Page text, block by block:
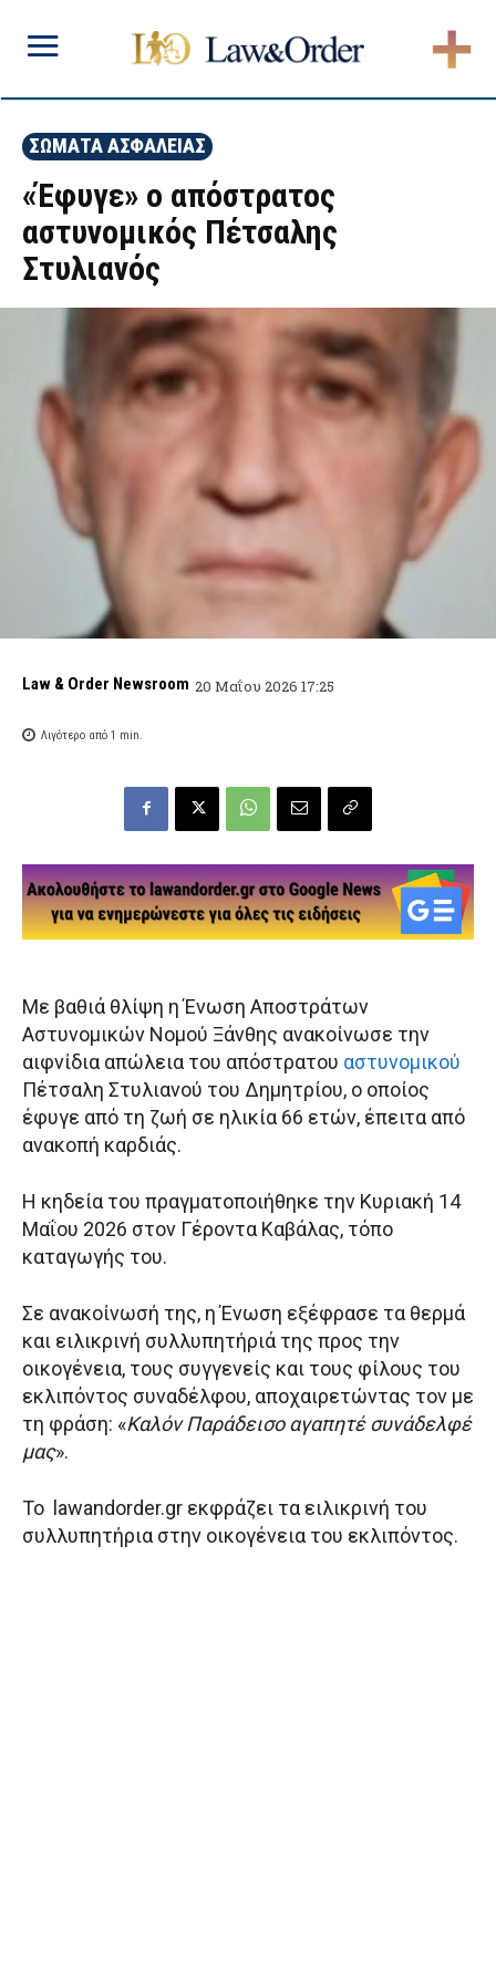
ΣΩΜΑΤΑ ΑΣΦΑΛΕΙΑΣ
«Έφυγε» ο απόστρατος
αστυνομικός Πέτσαλης
Στυλιανός
Law & Order Newsroom 20 Μαΐου 2026 17:25
Λιγότερο από 1 min.
Με βαθιά θλίψη η Ένωση Αποστράτων
Αστυνομικών Νομού Ξάνθης ανακοίνωσε την
αιφνίδια απώλεια του απόστρατου αστυνομικού
Πέτσαλη Στυλιανού του Δημητρίου, ο οποίος
έφυγε από τη ζωή σε ηλικία 66 ετών, έπειτα από
ανακοπή καρδιάς.
Η κηδεία του πραγματοποιήθηκε την Κυριακή 14
Μαΐου 2026 στον Γέροντα Καβάλας, τόπο
καταγωγής του.
Σε ανακοίνωσή της, η Ένωση εξέφρασε τα θερμά
και ειλικρινή συλλυπητήριά της προς την
οικογένεια, τους συγγενείς και τους φίλους του
εκλιπόντος συναδέλφου, αποχαιρετώντας τον με
τη φράση: «Καλόν Παράδεισο αγαπητέ συνάδελφέ
μας».
Το lawandorder.gr εκφράζει τα ειλικρινή του
συλλυπητήρια στην οικογένεια του εκλιπόντος.